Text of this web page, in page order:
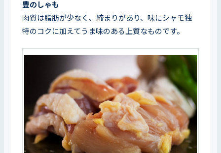
豊のしゃも
肉質は脂肪が少なく、締まりがあり、味にシャモ独
特のコクに加えてうま味のある上質なものです。